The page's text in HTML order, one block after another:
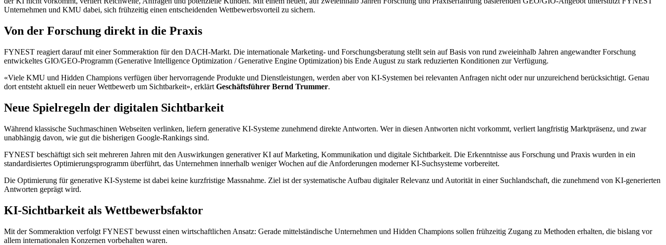
Unternehmen und KMU dabei, sich frühzeitig einen entscheidenden Wettbewerbsvorteil zu sichern.
Von der Forschung direkt in die Praxis
FYNEST reagiert darauf mit einer Sommeraktion für den DACH-Markt. Die internationale Marketing- und Forschungsberatung stellt sein auf Basis von rund zweieinhalb Jahren angewandter Forschung
entwickeltes GIO/GEO-Programm (Generative Intelligence Optimization / Generative Engine Optimization) bis Ende August zu stark reduzierten Konditionen zur Verfügung.
«Viele KMU und Hidden Champions verfügen über hervorragende Produkte und Dienstleistungen, werden aber von KI-Systemen bei relevanten Anfragen nicht oder nur unzureichend berücksichtigt. Genau
dort entsteht aktuell ein neuer Wettbewerb um Sichtbarkeit», erklärt Geschäftsführer Bernd Trummer.
Neue Spielregeln der digitalen Sichtbarkeit
Während klassische Suchmaschinen Webseiten verlinken, liefern generative KI-Systeme zunehmend direkte Antworten. Wer in diesen Antworten nicht vorkommt, verliert langfristig Marktpräsenz, und zwar
unabhängig davon, wie gut die bisherigen Google-Rankings sind.
FYNEST beschäftigt sich seit mehreren Jahren mit den Auswirkungen generativer KI auf Marketing, Kommunikation und digitale Sichtbarkeit. Die Erkenntnisse aus Forschung und Praxis wurden in ein
standardisiertes Optimierungsprogramm überführt, das Unternehmen innerhalb weniger Wochen auf die Anforderungen moderner KI-Suchsysteme vorbereitet.
Die Optimierung für generative KI-Systeme ist dabei keine kurzfristige Massnahme. Ziel ist der systematische Aufbau digitaler Relevanz und Autorität in einer Suchlandschaft, die zunehmend von KI-generierten
Antworten geprägt wird.
KI-Sichtbarkeit als Wettbewerbsfaktor
Mit der Sommeraktion verfolgt FYNEST bewusst einen wirtschaftlichen Ansatz: Gerade mittelständische Unternehmen und Hidden Champions sollen frühzeitig Zugang zu Methoden erhalten, die bislang vor
allem internationalen Konzernen vorbehalten waren.